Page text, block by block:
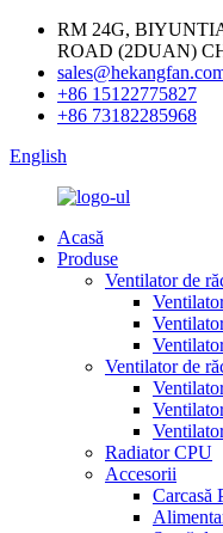
RM 24G,
ROAD (2DUAN)
+86 15122775827
+86 73182285968
English
Acasă
Produse
Ventilator de
Ventilator de
Radiator CPU
Accesorii
Carcasă